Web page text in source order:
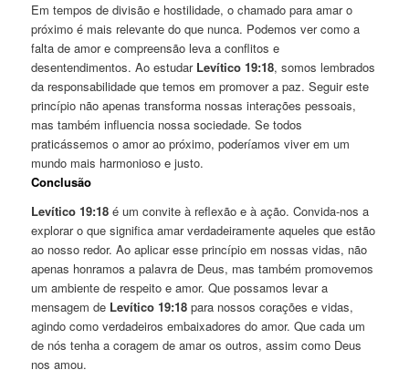
Em tempos de divisão e hostilidade, o chamado para amar o
próximo é mais relevante do que nunca. Podemos ver como a
falta de amor e compreensão leva a conflitos e
desentendimentos. Ao estudar Levítico 19:18, somos lembrados
da responsabilidade que temos em promover a paz. Seguir este
princípio não apenas transforma nossas interações pessoais,
mas também influencia nossa sociedade. Se todos
praticássemos o amor ao próximo, poderíamos viver em um
mundo mais harmonioso e justo.
Conclusão
Levítico 19:18 é um convite à reflexão e à ação. Convida-nos a
explorar o que significa amar verdadeiramente aqueles que estão
ao nosso redor. Ao aplicar esse princípio em nossas vidas, não
apenas honramos a palavra de Deus, mas também promovemos
um ambiente de respeito e amor. Que possamos levar a
mensagem de Levítico 19:18 para nossos corações e vidas,
agindo como verdadeiros embaixadores do amor. Que cada um
de nós tenha a coragem de amar os outros, assim como Deus
nos amou.